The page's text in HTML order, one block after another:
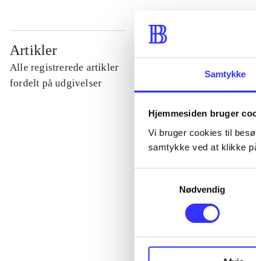
Samtykke
Hjemmesiden bruger
Vi bruger cookies til
samtykke ved at klikke
Nødvendig
Artikler
Alle registrerede artikler
fordelt på udgivelser